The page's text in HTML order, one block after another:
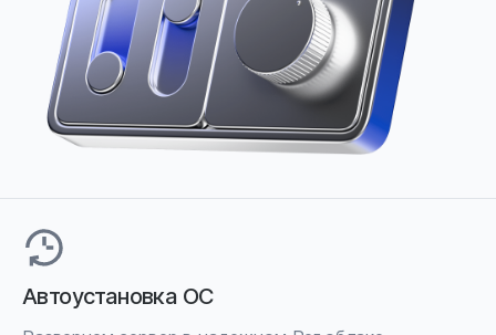
Автоустановка ОС